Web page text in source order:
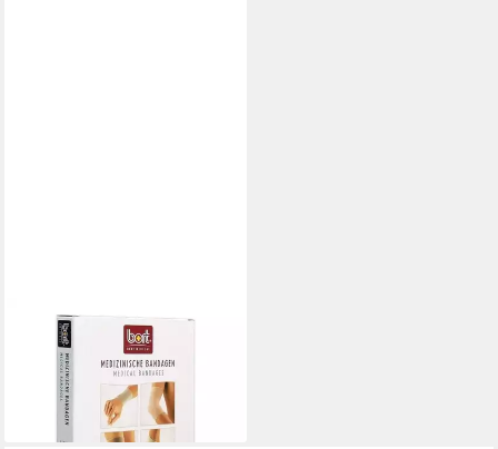
BORT GMBH
Kniebandage BORT
Kniebandage XL haut, 1 St
19,10 €
lieferbar - in 4-5 Werktagen bei dir